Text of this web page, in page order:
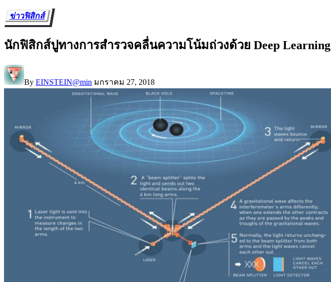
ข่าวฟิสิกส์
นักฟิสิกส์ปูทางการสำรวจคลื่นความโน้มถ่วงด้วย Deep Learning
By EINSTEIN@min มกราคม 27, 2018